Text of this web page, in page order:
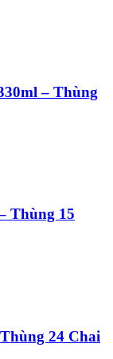
– Thùng
Thùng 15
24 Chai